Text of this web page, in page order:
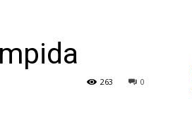
Evolución
0
263